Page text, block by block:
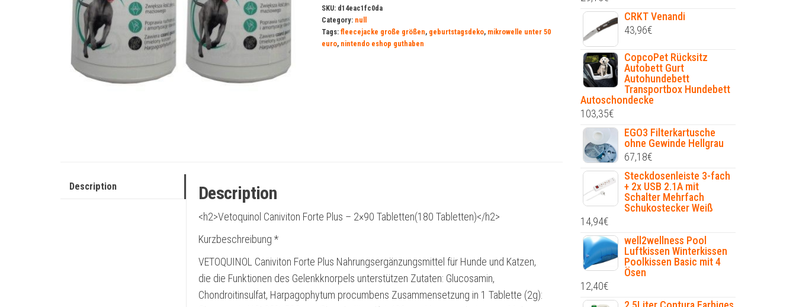
SKU: d14eac1fc0da
Category: null
Tags: fleecejacke große größen, geburtstagsdeko, mikrowelle unter 50
euro, nintendo eshop guthaben
Description Description
<h2>Vetoquinol Caniviton Forte Plus – 2×90 Tabletten(180 Tabletten)</h2>
Kurzbeschreibung *
VETOQUINOL Caniviton Forte Plus Nahrungsergänzungsmittel für Hunde und Katzen,
die die Funktionen des Gelenkknorpels unterstützen Zutaten: Glucosamin,
Chondroitinsulfat, Harpagophytum procumbens Zusammensetzung in 1 Tablette (2g):
CRKT Venandi
43,96€
CopcoPet Rücksitz
Autobett Gurt
Autohundebett
Transportbox Hundebett
Autoschondecke
103,35€
EGO3 Filterkartusche
ohne Gewinde Hellgrau
67,18€
Steckdosenleiste 3-fach
+ 2x USB 2.1A mit
Schalter Mehrfach
Schukostecker Weiß
14,94€
well2wellness Pool
Luftkissen Winterkissen
Poolkissen Basic mit 4
Ösen
12,40€